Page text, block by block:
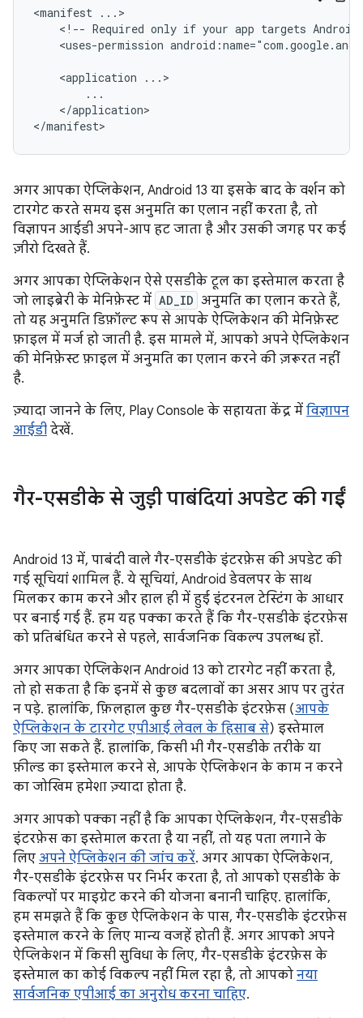
<manifest
<!-- Required only if your app targets Android
<uses-permission
<application
</application>
अगर आपका ऐप्लिकेशन, Android 13 या इसके बाद के वर्शन को
टारगेट करते समय इस अनुमति का एलान नहीं करता है, तो
विज्ञापन आईडी अपने-आप हट जाता है और उसकी जगह पर कई
ज़ीरो दिखते हैं.
अगर आपका ऐप्लिकेशन ऐसे एसडीके टूल का इस्तेमाल करता है
जो लाइब्रेरी के मेनिफ़ेस्ट में AD_ID अनुमति का एलान करते हैं,
तो यह अनुमति डिफ़ॉल्ट रूप से आपके ऐप्लिकेशन की मेनिफ़ेस्ट
फ़ाइल में मर्ज हो जाती है. इस मामले में, आपको अपने ऐप्लिकेशन
की मेनिफ़ेस्ट फ़ाइल में अनुमति का एलान करने की ज़रूरत नहीं
है.
ज़्यादा जानने के लिए, Play Console के सहायता केंद्र में विज्ञापन
आईडी देखें.
गैर-एसडीके से जुड़ी पाबंदियां अपडेट की गईं
Android 13 में, पाबंदी वाले गैर-एसडीके इंटरफ़ेस की अपडेट की
गई सूचियां शामिल हैं. ये सूचियां, Android डेवलपर के साथ
मिलकर काम करने और हाल ही में हुई इंटरनल टेस्टिंग के आधार
पर बनाई गई हैं. हम यह पक्का करते हैं कि गैर-एसडीके इंटरफ़ेस
को प्रतिबंधित करने से पहले, सार्वजनिक विकल्प उपलब्ध हों.
अगर आपका ऐप्लिकेशन Android 13 को टारगेट नहीं करता है,
तो हो सकता है कि इनमें से कुछ बदलावों का असर आप पर तुरंत
न पड़े. हालांकि, फ़िलहाल कुछ गैर-एसडीके इंटरफ़ेस (आपके
ऐप्लिकेशन के टारगेट एपीआई लेवल के हिसाब से) इस्तेमाल
किए जा सकते हैं. हालांकि, किसी भी गैर-एसडीके तरीके या
फ़ील्ड का इस्तेमाल करने से, आपके ऐप्लिकेशन के काम न करने
का जोखिम हमेशा ज़्यादा होता है.
अगर आपको पक्का नहीं है कि आपका ऐप्लिकेशन, गैर-एसडीके
इंटरफ़ेस का इस्तेमाल करता है या नहीं, तो यह पता लगाने के
लिए अपने ऐप्लिकेशन की जांच करें. अगर आपका ऐप्लिकेशन,
गैर-एसडीके इंटरफ़ेस पर निर्भर करता है, तो आपको एसडीके के
विकल्पों पर माइग्रेट करने की योजना बनानी चाहिए. हालांकि,
हम समझते हैं कि कुछ ऐप्लिकेशन के पास, गैर-एसडीके इंटरफ़ेस
इस्तेमाल करने के लिए मान्य वजहें होती हैं. अगर आपको अपने
ऐप्लिकेशन में किसी सुविधा के लिए, गैर-एसडीके इंटरफ़ेस के
इस्तेमाल का कोई विकल्प नहीं मिल रहा है, तो आपको नया
सार्वजनिक एपीआई का अनुरोध करना चाहिए.